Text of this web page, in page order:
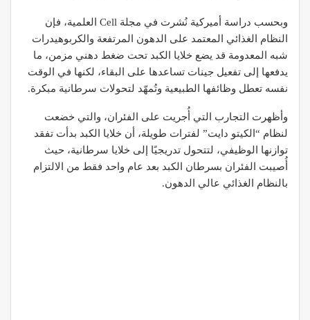
وبحسب دراسة أميركية نُشرت في مجلة Cell العلمية، فإن
النظام الغذائي المعتمد على الدهون المرتفعة والكربوهيدرات
شبه المعدومة قد يضع خلايا الكبد تحت ضغط دهني مزمن، ما
يدفعها إلى تفعيل جينات تساعدها على البقاء، لكنها في الوقت
نفسه تعطل وظائفها الطبيعية وتُمهّد لتحولات سرطانية مبكرة.
وأظهرت التجارب التي أُجريت على الفئران، والتي خضعت
لنظام “الكيتو دايت” لفترات طويلة، أن خلايا الكبد بدأت تفقد
توازنها الوظيفي، لتتحول تدريجيًا إلى خلايا سرطانية، حيث
أُصيبت الفئران بسرطان الكبد بعد عام واحد فقط من الالتزام
بالنظام الغذائي عالي الدهون.